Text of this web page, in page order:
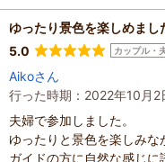
ゆったり景色を楽しめまし
5.0
カップル・
Aikoさん
行った時期：2022年10月2
夫婦で参加しました。
ゆったりと景色を楽しみ
ガイドの方に自然な感じに